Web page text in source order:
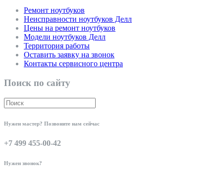
Ремонт ноутбуков
Неисправности ноутбуков Делл
Цены на ремонт ноутбуков
Модели ноутбуков Делл
Территория работы
Оставить заявку на звонок
Контакты сервисного центра
Поиск по сайту
Нужен мастер? Позвоните нам сейчас
+7 499 455-00-42
Нужен звонок?